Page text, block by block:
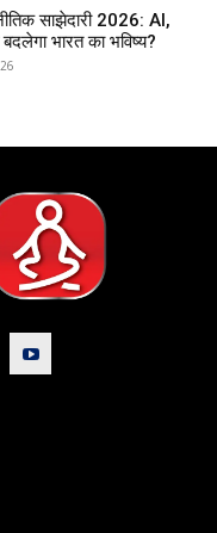
साझेदारी 2026: AI,
भारत का भविष्य?